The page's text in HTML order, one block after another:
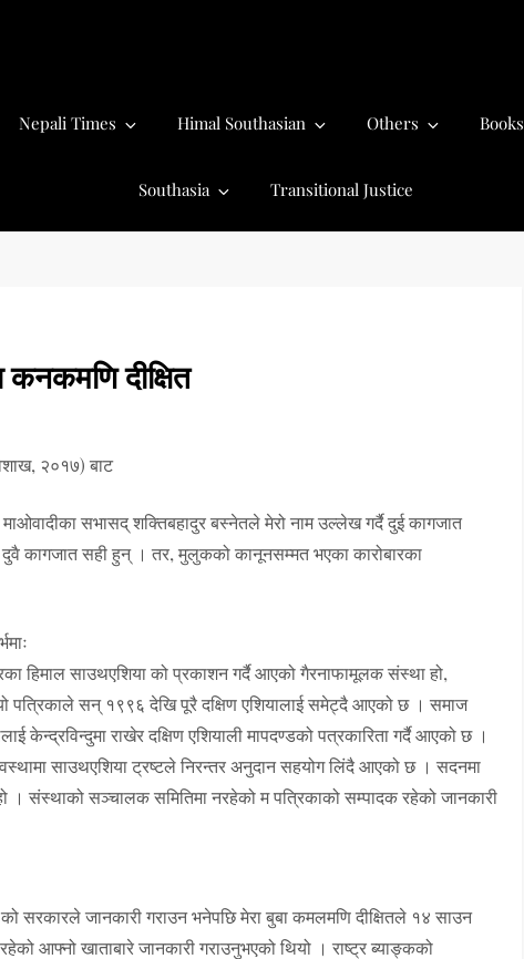
Nepali Times Himal Southasian Others Books
Southasia Transitional Justice
कनकमणि दीक्षित
२०१७) बाट
सभासद् शक्तिबहादुर बस्नेतले मेरो नाम उल्लेख गर्दै दुई कागजात
कागजात सही हुन् । तर, मुलुकको कानूनसम्मत भएका कारोबारका
हिमाल साउथएशिया को प्रकाशन गर्दै आएको गैरनाफामूलक संस्था हो,
यो पत्रिकाले सन् १९९६ देखि पूरै दक्षिण एशियालाई समेट्दै आएको छ । समाज
केन्द्रविन्दुमा राखेर दक्षिण एशियाली मापदण्डको पत्रकारिता गर्दै आएको छ ।
साउथएशिया ट्रष्टले निरन्तर अनुदान सहयोग लिंदै आएको छ । सदनमा
। संस्थाको सञ्चालक समितिमा नरहेको म पत्रिकाको सम्पादक रहेको जानकारी
सरकारले जानकारी गराउन भनेपछि मेरा बुबा कमलमणि दीक्षितले १४ साउन
आफ्नो खाताबारे जानकारी गराउनुभएको थियो । राष्ट्र ब्याङ्कको